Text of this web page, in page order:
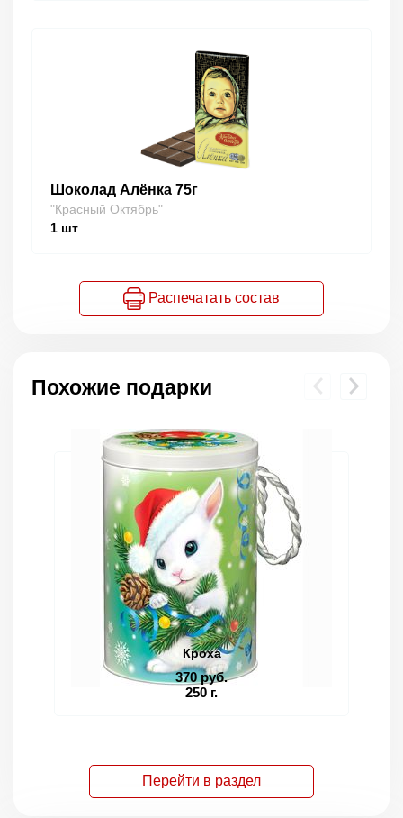
Шоколад Алёнка 75г
"Красный Октябрь"
1 шт
Распечатать состав
Похожие подарки
Кроха
370 руб.
250 г.
Перейти в раздел